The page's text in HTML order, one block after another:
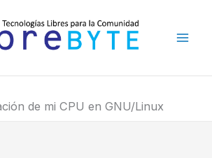
de mi CPU en GNU/Linux